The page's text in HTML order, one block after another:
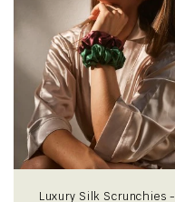
i
o
n
Luxury Silk Scrunchies -